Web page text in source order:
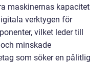
maskinernas kapacitet
verktygen för
vilket leder till
minskade
som söker en pålitlig